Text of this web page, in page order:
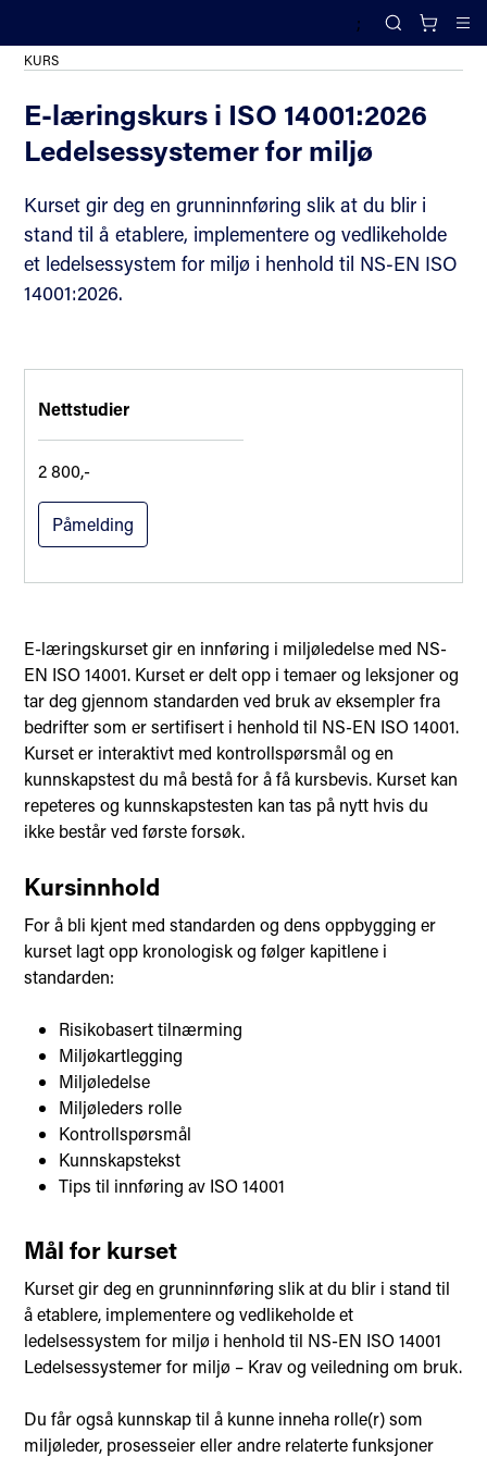
;
Search
KURS
E-læringskurs i ISO 14001:2026
Ledelsessystemer for miljø
Kurset gir deg en grunninnføring slik at du blir i
stand til å etablere, implementere og vedlikeholde
et ledelsessystem for miljø i henhold til NS-EN ISO
14001:2026.
Nettstudier
2 800,-
Påmelding
E-læringskurset gir en innføring i miljøledelse med NS-
EN ISO 14001. Kurset er delt opp i temaer og leksjoner og
tar deg gjennom standarden ved bruk av eksempler fra
bedrifter som er sertifisert i henhold til NS-EN ISO 14001.
Kurset er interaktivt med kontrollspørsmål og en
kunnskapstest du må bestå for å få kursbevis. Kurset kan
repeteres og kunnskapstesten kan tas på nytt hvis du
ikke består ved første forsøk.
Kursinnhold
For å bli kjent med standarden og dens oppbygging er
kurset lagt opp kronologisk og følger kapitlene i
standarden:
Risikobasert tilnærming
Miljøkartlegging
Miljøledelse
Miljøleders rolle
Kontrollspørsmål
Kunnskapstekst
Tips til innføring av ISO 14001
Mål for kurset
Kurset gir deg en grunninnføring slik at du blir i stand til
å etablere, implementere og vedlikeholde et
ledelsessystem for miljø i henhold til NS-EN ISO 14001
Ledelsessystemer for miljø – Krav og veiledning om bruk.
Du får også kunnskap til å kunne inneha rolle(r) som
miljøleder, prosesseier eller andre relaterte funksjoner